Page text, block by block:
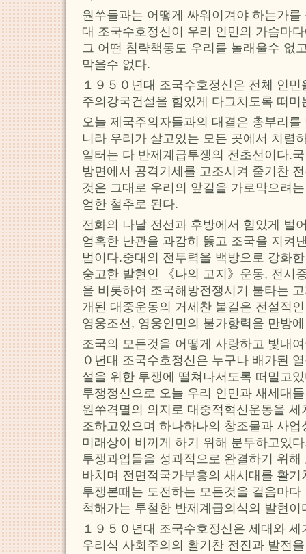
원쑤들과는 어떻게 싸워이겨야 하는가
대 조국수호정신이 우리 인민의 가슴마
그 어떤 침략책동도 우리를 놀래울수 없
막을수 없다.
１９５０년대 조국수호정신은 전체 인
주의강국건설을 힘있게 다그치도록 떠
오늘 제국주의자들과의 대결은 총부리
니라 우리가 살고있는 모든 곳에서 치렬
일터는 다 반제계급투쟁의 전초선이다.
방면에서 공격기세를 고조시켜 줄기찬
것은 그대로 우리의 앞길을 가로막으려
엄한 철추로 된다.
전화의 나날 전선과 후방에서 힘있게 벌
엄혹한 난관을 과감히 뚫고 조국을 지켜
범이다.중대의 전투력을 백방으로 강화
숭고한 발현인 《나의 고지》운동, 전시
을 비롯하여 조국해방전쟁시기 불타는
개된 대중운동의 거세찬 불길은 전설적
영웅조선, 영웅인민의 불가항력을 만방
조국의 모든것을 어떻게 사랑하고 빛내
０년대 조국수호정신은 누구나 배가된
설을 위한 투쟁에 떨쳐나서도록 떠밀고
투쟁정신으로 오늘 우리 인민과 새세대
원쑤격멸의 의지로 대중적혁신운동을
조하고있으며 하나하나의 창조물과 사
미래상이 비끼게 하기 위해 분투하고있
투쟁과업들을 성과적으로 완결하기 위
바치며 전면적국가부흥의 새시대를 활
투쟁본때는 도전하는 모든것을 걸음마
척해가는 투철한 반제계급의식의 발현이
１９５０년대 조국수호정신은 세대와
우리식 사회주의의 활기찬 전진과 발전